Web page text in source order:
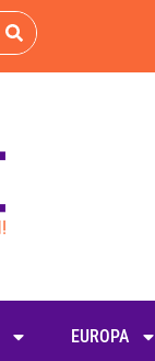
EUROPA